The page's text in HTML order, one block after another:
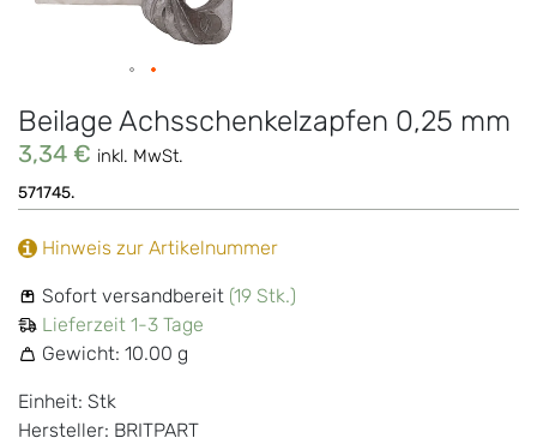
Beilage Achsschenkelzapfen 0,25 mm
3,34 € inkl. MwSt.
571745.
Sofort versandbereit (19 Stk.)
Lieferzeit 1-3 Tage
Gewicht: 10.00 g
Einheit: Stk
Hersteller: BRITPART
Hinweis zur Artikelnummer